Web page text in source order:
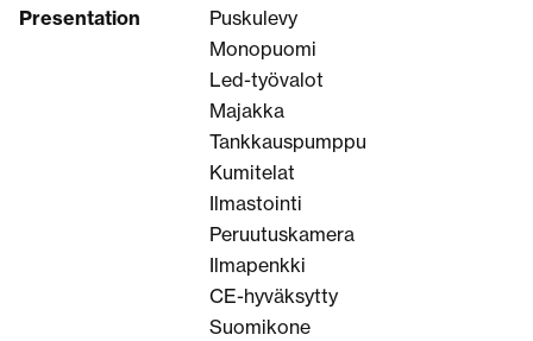
Presentation
Puskulevy
Monopuomi
Led-työvalot
Majakka
Tankkauspumppu
Kumitelat
Ilmastointi
Peruutuskamera
Ilmapenkki
CE-hyväksytty
Suomikone